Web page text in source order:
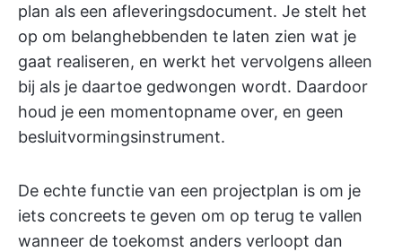
plan als een afleveringsdocument. Je stelt het
op om belanghebbenden te laten zien wat je
gaat realiseren, en werkt het vervolgens alleen
bij als je daartoe gedwongen wordt. Daardoor
houd je een momentopname over, en geen
besluitvormingsinstrument.
De echte functie van een projectplan is om je
iets concreets te geven om op terug te vallen
wanneer de toekomst anders verloopt dan